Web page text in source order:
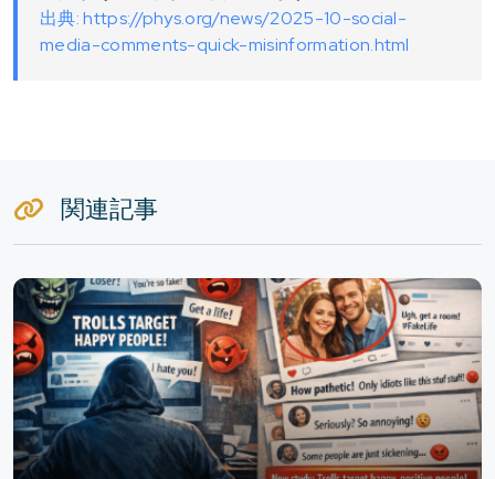
出典: https://phys.org/news/2025-10-social-
media-comments-quick-misinformation.html
関連記事